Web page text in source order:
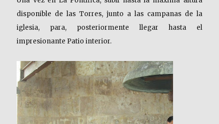
disponible de las Torres, junto a las campanas de la
iglesia, para, posteriormente llegar hasta el
impresionante Patio interior.